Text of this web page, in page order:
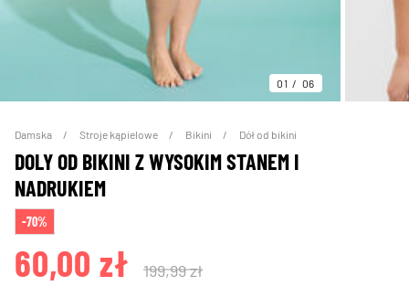
01 06
Damska Stroje kąpielowe Bikini Dół od bikini
DOLY OD BIKINI Z WYSOKIM STANEM I
NADRUKIEM
-70%
60,00 zł 199,99 zł